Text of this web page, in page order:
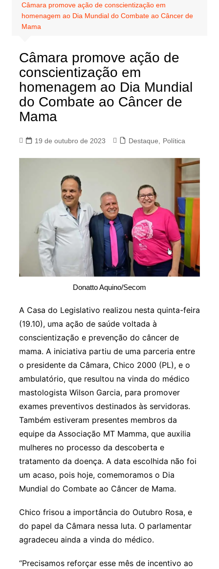
Câmara promove ação de conscientização em
homenagem ao Dia Mundial do Combate ao Câncer de
Mama
Câmara promove ação de
conscientização em
homenagem ao Dia Mundial
do Combate ao Câncer de
Mama
19 de outubro de 2023 Destaque Política
Donatto Aquino/Secom
A Casa do Legislativo realizou nesta quinta-feira
(19.10), uma ação de saúde voltada à
conscientização e prevenção do câncer de
mama. A iniciativa partiu de uma parceria entre
o presidente da Câmara, Chico 2000 (PL), e o
ambulatório, que resultou na vinda do médico
mastologista Wilson Garcia, para promover
exames preventivos destinados às servidoras.
Também estiveram presentes membros da
equipe da Associação MT Mamma, que auxilia
mulheres no processo da descoberta e
tratamento da doença. A data escolhida não foi
um acaso, pois hoje, comemoramos o Dia
Mundial do Combate ao Câncer de Mama.
Chico frisou a importância do Outubro Rosa, e
do papel da Câmara nessa luta. O parlamentar
agradeceu ainda a vinda do médico.
“Precisamos reforçar esse mês de incentivo ao